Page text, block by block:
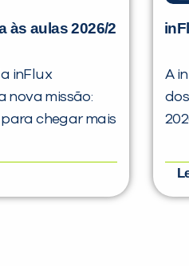
às aulas 2026/2
inFlux
nova missão:
chegar mais
A